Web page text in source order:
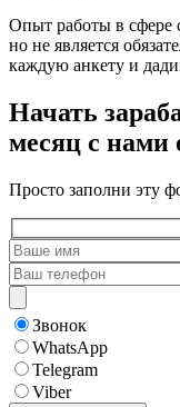
Опыт работы в сфере
но не является
каждую анкету и
Начать
месяц с нами
Просто заполни эту
Звонок
WhatsApp
Telegram
Viber